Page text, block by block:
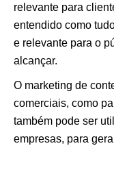
relevante para
entendido como
e relevante para o
alcançar.
O marketing de
comerciais, como
também pode ser
empresas, para